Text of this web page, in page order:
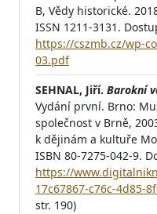
B, Vědy historické.
ISSN 1211-3131.
https://cszmb.cz/wp-
03.pdf
SEHNAL, Jiří. Barokní
Vydání první. Brno:
společnost v Brně,
k dějinám a kultuře
ISBN 80-7275-042-9.
https://
17c67867-c76c-4d85-
str. 190)